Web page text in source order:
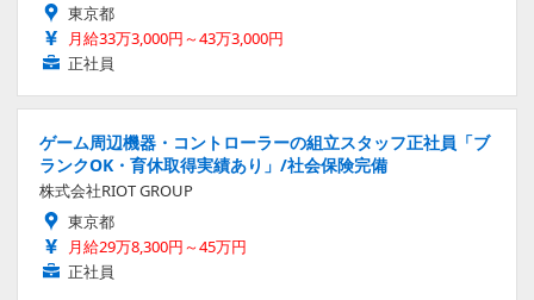
東京都
月給33万3,000円～43万3,000円
正社員
ゲーム周辺機器・コントローラーの組立スタッフ正社員「ブ
ランクOK・育休取得実績あり」/社会保険完備
株式会社RIOT GROUP
東京都
月給29万8,300円～45万円
正社員